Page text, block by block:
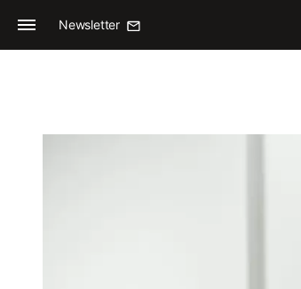
Newsletter